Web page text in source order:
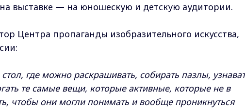
выставке — на юношескую и детскую аудитории.
Центра пропаганды изобразительного искусства,
где можно раскрашивать, собирать пазлы,
те самые вещи, которые активные, которые не в
чтобы они могли понимать и вообще проникнуться